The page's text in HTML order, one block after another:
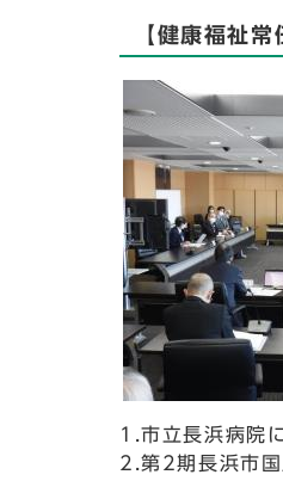
【健康福祉
1.市立長浜病院
2.第2期長浜市国